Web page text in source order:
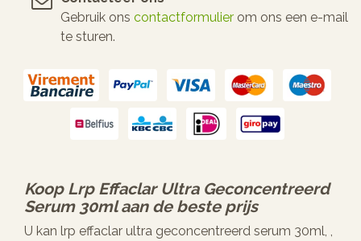
Gebruik ons contactformulier om ons een e-mail
te sturen.
Koop Lrp Effaclar Ultra Geconcentreerd
Serum 30mlaan de beste prijs
U kan lrp effaclar ultra geconcentreerd serum 30ml, ,